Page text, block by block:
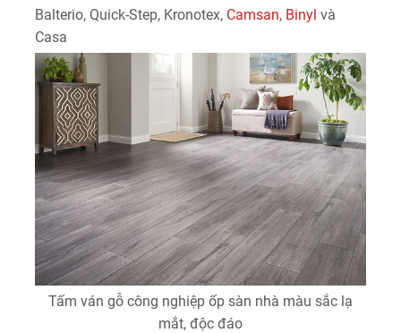
Balterio, Quick-Step, Kronotex, Camsan, Binyl và
Casa
Tấm ván gỗ công nghiệp ốp sàn nhà màu sắc lạ
mắt, độc đáo